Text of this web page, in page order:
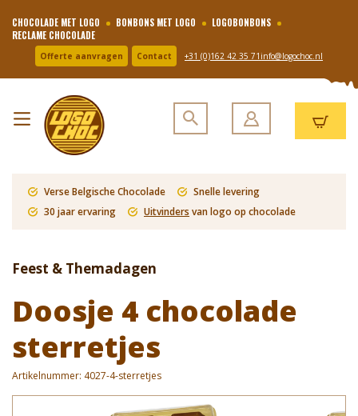
CHOCOLADE MET LOGO BONBONS MET LOGO
LOGOBONBONS
RECLAME CHOCOLADE
Offerte aanvragen Contact +31 (0)162 42 35 71 info@logochoc.nl
Verse Belgische Chocolade
Snelle levering
30 jaar ervaring
Uitvinders van logo op chocolade
Feest & Themadagen
Doosje 4 chocolade
sterretjes
Artikelnummer: 4027-4-sterretjes